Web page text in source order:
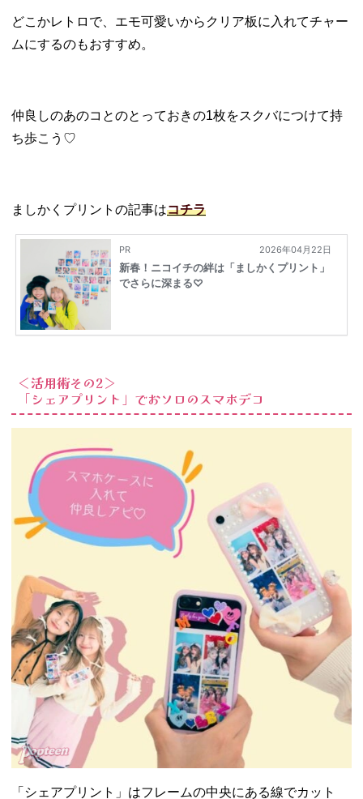
どこかレトロで、エモ可愛いからクリア板に入れてチャー
ムにするのもおすすめ。
仲良しのあのコとのとっておきの1枚をスクバにつけて持
ち歩こう♡
ましかくプリントの記事はコチラ
＜活用術その2＞
「シェアプリント」でおソロのスマホデコ
「シェアプリント」はフレームの中央にある線でカット